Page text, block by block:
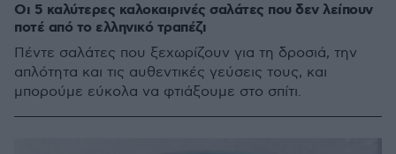
Οι 5 καλύτερες καλοκαιρινές σαλάτες που δεν λείπουν
ποτέ από το ελληνικό τραπέζι
Πέντε σαλάτες που ξεχωρίζουν για τη δροσιά, την
απλότητα και τις αυθεντικές γεύσεις τους, και
μπορούμε εύκολα να φτιάξουμε στο σπίτι.